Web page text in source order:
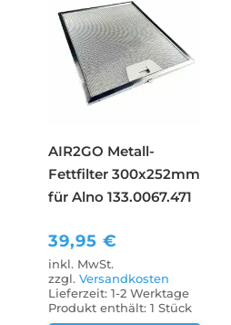
AIR2GO Metall-
Fettfilter 300x252mm
für Alno 133.0067.471
39,95 €
inkl. MwSt.
zzgl. Versandkosten
Lieferzeit: 1-2 Werktage
Produkt enthält: 1 Stück